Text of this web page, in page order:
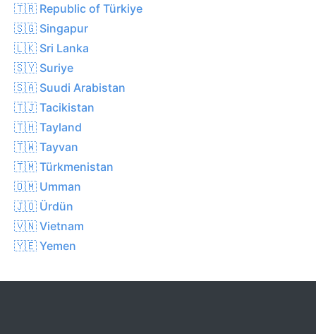
🇹🇷 Republic of Türkiye
🇸🇬 Singapur
🇱🇰 Sri Lanka
🇸🇾 Suriye
🇸🇦 Suudi Arabistan
🇹🇯 Tacikistan
🇹🇭 Tayland
🇹🇼 Tayvan
🇹🇲 Türkmenistan
🇴🇲 Umman
🇯🇴 Ürdün
🇻🇳 Vietnam
🇾🇪 Yemen